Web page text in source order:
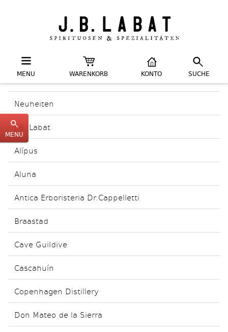
MENU WARENKORB KONTO SUCHE
Neuheiten
J.B. Labat
Alípus
Aluna
Antica Erboristeria Dr.Cappelletti
Braastad
Cave Guildive
Cascahuín
Copenhagen Distillery
Don Mateo de la Sierra
MENU